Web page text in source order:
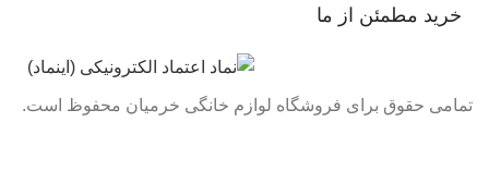
خرید مطمئن از ما
تمامی حقوق برای فروشگاه لوازم خانگی خرمیان محفوظ است.